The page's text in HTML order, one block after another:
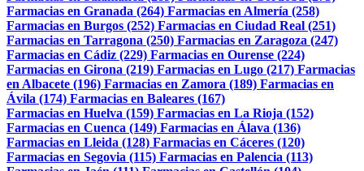
Farmacias en Granada (264) Farmacias en Almería (258)
Farmacias en Burgos (252) Farmacias en Ciudad Real (251)
Farmacias en Tarragona (250) Farmacias en Zaragoza (247)
Farmacias en Cádiz (229) Farmacias en Ourense (224)
Farmacias en Girona (219) Farmacias en Lugo (217) Farmacias
en Albacete (196) Farmacias en Zamora (189) Farmacias en
Ávila (174) Farmacias en Baleares (167)
Farmacias en Huelva (159) Farmacias en La Rioja (152)
Farmacias en Cuenca (149) Farmacias en Álava (136)
Farmacias en Lleida (128) Farmacias en Cáceres (120)
Farmacias en Segovia (115) Farmacias en Palencia (113)